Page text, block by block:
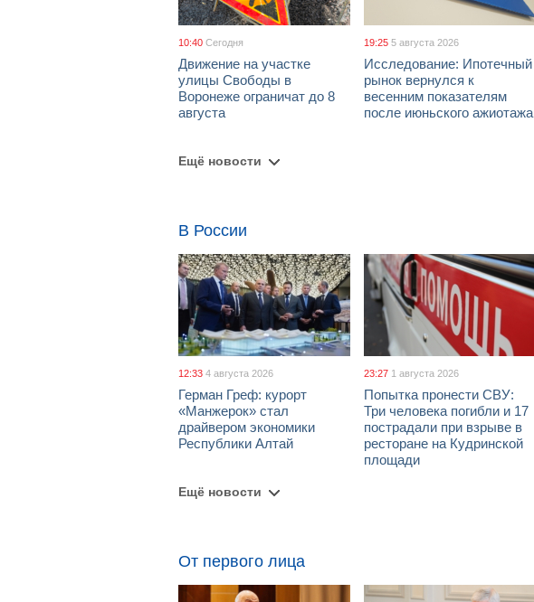
10:40 Сегодня
Движение на участке
улицы Свободы в
Воронеже ограничат до 8
августа
19:25 5 августа 2026
Исследование: Ипотечный
рынок вернулся к
весенним показателям
после июньского ажиотажа
Ещё новости
В России
12:33 4 августа 2026
Герман Греф: курорт
«Манжерок» стал
драйвером экономики
Республики Алтай
23:27 1 августа 2026
Попытка пронести СВУ:
Три человека погибли и 17
пострадали при взрыве в
ресторане на Кудринской
площади
Ещё новости
От первого лица